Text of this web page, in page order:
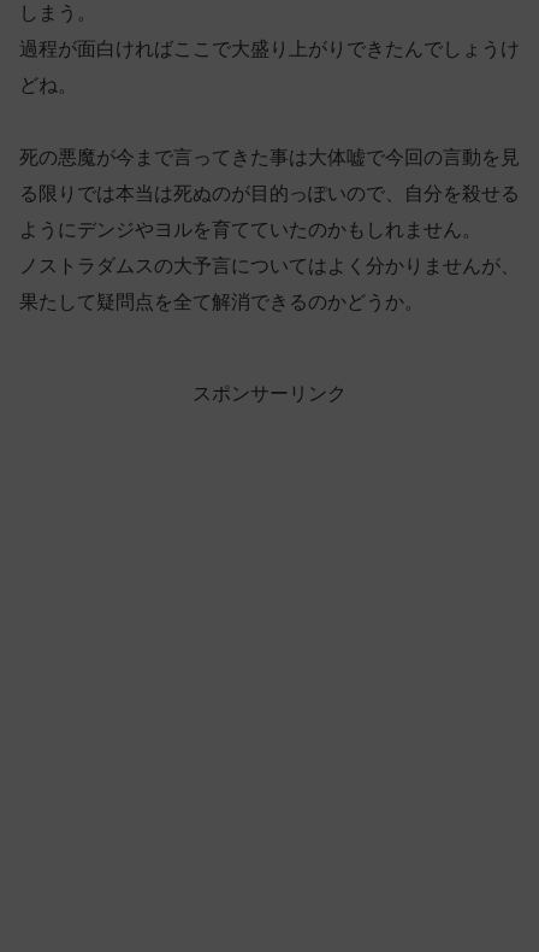
しまう。
過程が面白ければここで大盛り上がりできたんでしょうけ
どね。
死の悪魔が今まで言ってきた事は大体嘘で今回の言動を見
る限りでは本当は死ぬのが目的っぽいので、自分を殺せる
ようにデンジやヨルを育てていたのかもしれません。
ノストラダムスの大予言についてはよく分かりませんが、
果たして疑問点を全て解消できるのかどうか。
スポンサーリンク